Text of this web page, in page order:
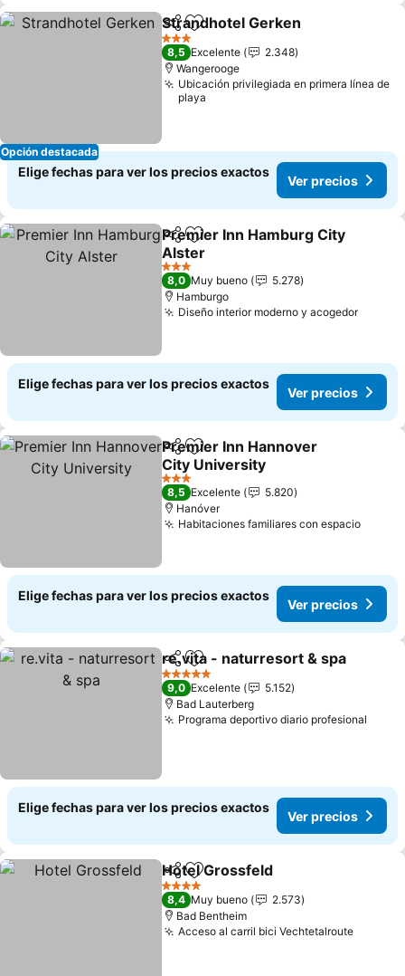
Opción destacada
CompartirAgregar a favoritos
Strandhotel Gerken
3 Estrellas
8,5 Excelente
2.348
Wangerooge
Ubicación privilegiada en primera línea de
playa
Elige fechas para ver los precios exactos
Ver precios
CompartirAgregar a favoritos
Premier Inn Hamburg City
Alster
3 Estrellas
8,0 Muy bueno
5.278
Hamburgo
Diseño interior moderno y acogedor
Elige fechas para ver los precios exactos
Ver precios
CompartirAgregar a favoritos
Premier Inn Hannover
City University
3 Estrellas
8,5 Excelente
5.820
Hanóver
Habitaciones familiares con espacio
Elige fechas para ver los precios exactos
Ver precios
CompartirAgregar a favoritos
re.vita - naturresort & spa
5 Estrellas
9,0 Excelente
5.152
Bad Lauterberg
Programa deportivo diario profesional
Elige fechas para ver los precios exactos
Ver precios
CompartirAgregar a favoritos
Hotel Grossfeld
4 Estrellas
8,4 Muy bueno
2.573
Bad Bentheim
Acceso al carril bici Vechtetalroute